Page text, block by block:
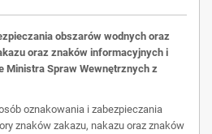
obszarów wodnych oraz
oraz znaków informacyjnych i
Ministra Spraw Wewnętrznych z
oznakowania i zabezpieczania
znaków zakazu, nakazu oraz znaków